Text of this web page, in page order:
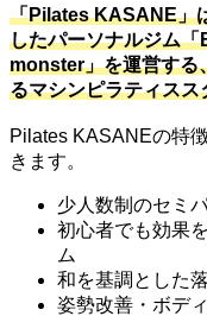
「Pilates KASANE」
したパーソナルジム
monster」を運営する
るマシンピラティスス
Pilates KASANEの特
きます。
少人数制のセミ
初心者でも効果
ム
和を基調とした
姿勢改善・ボデ